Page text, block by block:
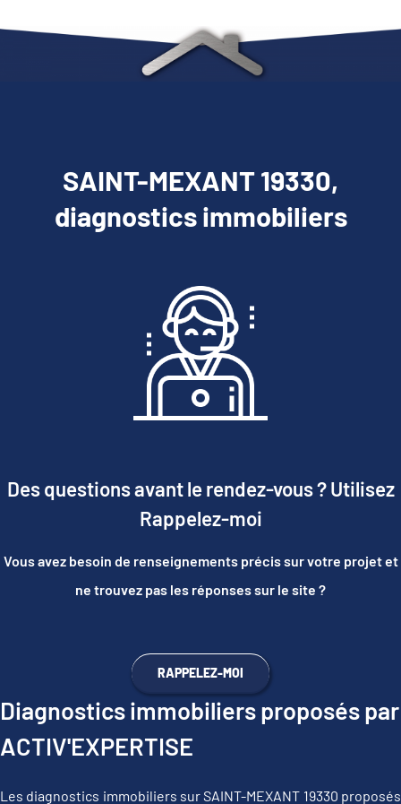
SAINT-MEXANT 19330,
diagnostics immobiliers
Des questions avant le rendez-vous ? Utilisez
Rappelez-moi
Vous avez besoin de renseignements précis sur votre projet et
ne trouvez pas les réponses sur le site ?
RAPPELEZ-MOI
Diagnostics immobiliers proposés par
ACTIV'EXPERTISE
Les diagnostics immobiliers sur SAINT-MEXANT 19330 proposés